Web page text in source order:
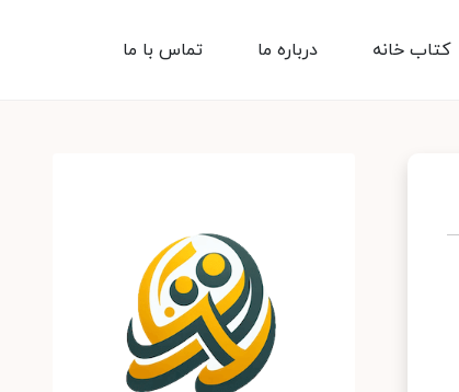
تماس با ما درباره ما کتاب خانه